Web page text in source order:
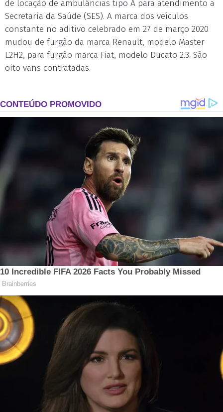
de locação de ambulâncias tipo A para atendimento a
Secretaria da Saúde (SES). A marca dos veículos
constante no aditivo celebrado em 27 de março 2020
mudou de furgão da marca Renault, modelo Master
L2H2, para furgão marca Fiat, modelo Ducato 2.3. São
oito vans contratadas.